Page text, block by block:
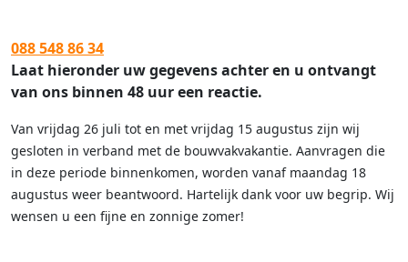
088 548 86 34
Laat hieronder uw gegevens achter en u ontvangt
van ons binnen 48 uur een reactie.
Van vrijdag 26 juli tot en met vrijdag 15 augustus zijn wij
gesloten in verband met de bouwvakvakantie. Aanvragen die
in deze periode binnenkomen, worden vanaf maandag 18
augustus weer beantwoord. Hartelijk dank voor uw begrip. Wij
wensen u een fijne en zonnige zomer!